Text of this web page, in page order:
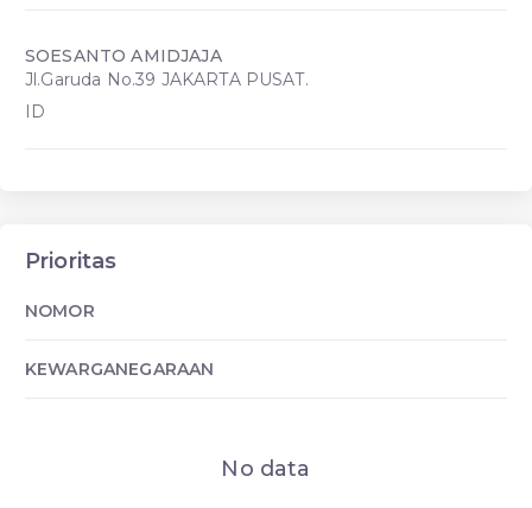
SOESANTO AMIDJAJA
Jl.Garuda No.39 JAKARTA PUSAT.
ID
Prioritas
NOMOR
KEWARGANEGARAAN
No data